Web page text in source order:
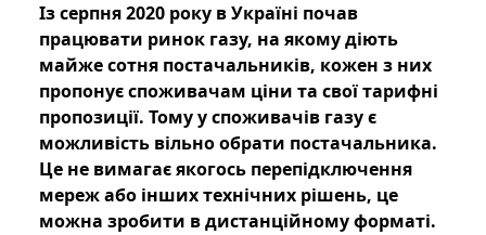
Із серпня 2020 року в Україні почав
працювати ринок газу, на якому діють
майже сотня постачальників, кожен з них
пропонує споживачам ціни та свої тарифні
пропозиції. Тому у споживачів газу є
можливість вільно обрати постачальника.
Це не вимагає якогось перепідключення
мереж або інших технічних рішень, це
можна зробити в дистанційному форматі.